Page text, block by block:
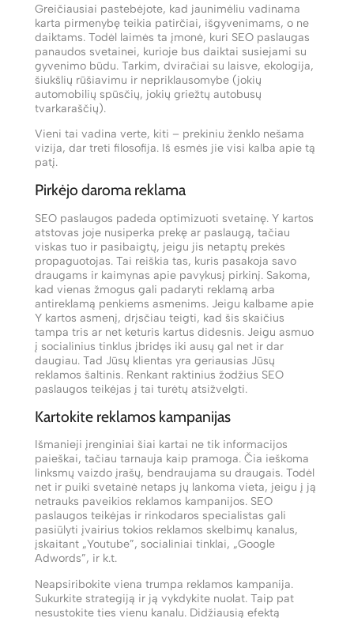
Greičiausiai pastebėjote, kad jaunimėliu vadinama
karta pirmenybę teikia patirčiai, išgyvenimams, o ne
daiktams. Todėl laimės ta įmonė, kuri SEO paslaugas
panaudos svetainei, kurioje bus daiktai susiejami su
gyvenimo būdu. Tarkim, dviračiai su laisve, ekologija,
šiukšlių rūšiavimu ir nepriklausomybe (jokių
automobilių spūsčių, jokių griežtų autobusų
tvarkaraščių).
Vieni tai vadina verte, kiti – prekiniu ženklo nešama
vizija, dar treti filosofija. Iš esmės jie visi kalba apie tą
patį.
Pirkėjo daroma reklama
SEO paslaugos padeda optimizuoti svetainę. Y kartos
atstovas joje nusiperka prekę ar paslaugą, tačiau
viskas tuo ir pasibaigtų, jeigu jis netaptų prekės
propaguotojas. Tai reiškia tas, kuris pasakoja savo
draugams ir kaimynas apie pavykusį pirkinį. Sakoma,
kad vienas žmogus gali padaryti reklamą arba
antireklamą penkiems asmenims. Jeigu kalbame apie
Y kartos asmenį, drįsčiau teigti, kad šis skaičius
tampa tris ar net keturis kartus didesnis. Jeigu asmuo
į socialinius tinklus įbridęs iki ausų gal net ir dar
daugiau. Tad Jūsų klientas yra geriausias Jūsų
reklamos šaltinis. Renkant raktinius žodžius SEO
paslaugos teikėjas į tai turėtų atsižvelgti.
Kartokite reklamos kampanijas
Išmanieji įrenginiai šiai kartai ne tik informacijos
paieškai, tačiau tarnauja kaip pramoga. Čia ieškoma
linksmų vaizdo įrašų, bendraujama su draugais. Todėl
net ir puiki svetainė netaps jų lankoma vieta, jeigu į ją
netrauks paveikios reklamos kampanijos. SEO
paslaugos teikėjas ir rinkodaros specialistas gali
pasiūlyti įvairius tokios reklamos skelbimų kanalus,
įskaitant „Youtube”, socialiniai tinklai, „Google
Adwords”, ir k.t.
Neapsiribokite viena trumpa reklamos kampanija.
Sukurkite strategiją ir ją vykdykite nuolat. Taip pat
nesustokite ties vienu kanalu. Didžiausią efektą